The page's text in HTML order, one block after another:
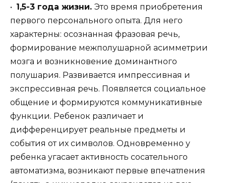
• 1,5-3 года жизни. Это время приобретения
первого персонального опыта. Для него
характерны: осознанная фразовая речь,
формирование межполушарной асимметрии
мозга и возникновение доминантного
полушария. Развивается импрессивная и
экспрессивная речь. Появляется социальное
общение и формируются коммуникативные
функции. Ребенок различает и
дифференцирует реальные предметы и
события от их символов. Одновременно у
ребенка угасает активность сосательного
автоматизма, возникают первые впечатления